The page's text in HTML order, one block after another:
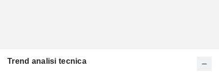
Trend analisi tecnica